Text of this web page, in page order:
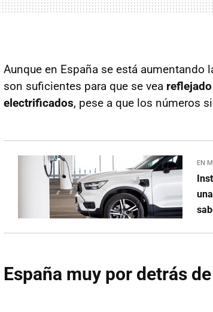
Aunque en España se está
son suficientes para que se vea
electrificados, pese a que los números
EN
España muy por detrás